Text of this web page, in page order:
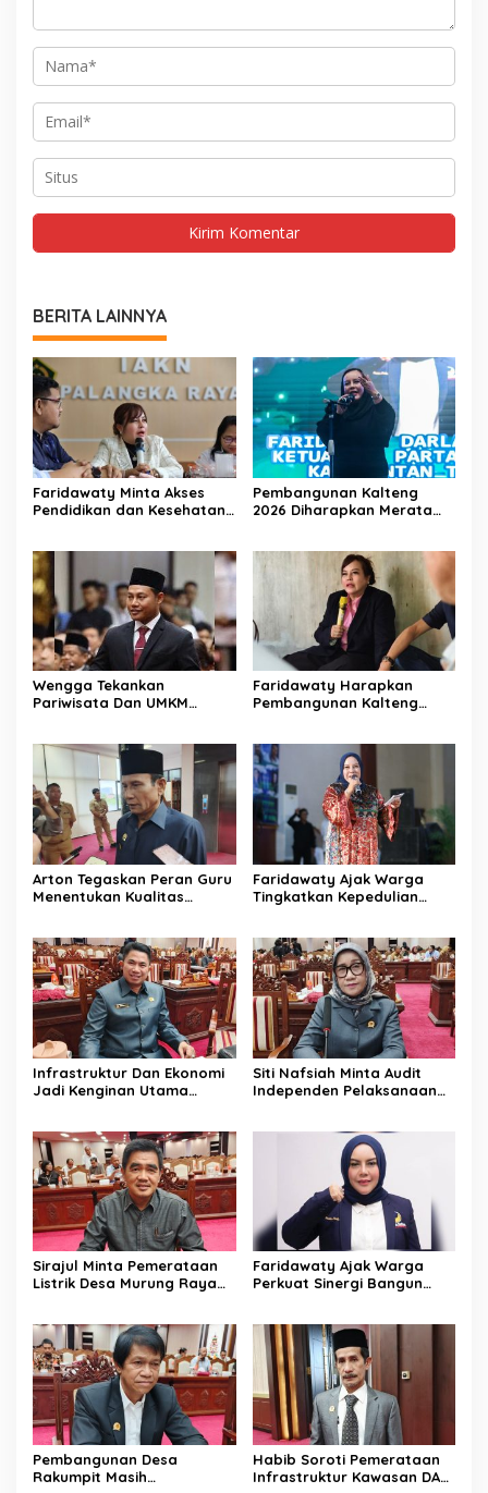
BERITA LAINNYA
Faridawaty Minta Akses
Pendidikan dan Kesehatan
Pembangunan Kalteng
2026 Diharapkan Merata
Wengga Tekankan
Pariwisata Dan UMKM
Faridawaty Harapkan
Pembangunan Kalteng
Arton Tegaskan Peran Guru
Menentukan Kualitas
Faridawaty Ajak Warga
Tingkatkan Kepedulian
Infrastruktur Dan Ekonomi
Jadi Kenginan Utama
Siti Nafsiah Minta Audit
Independen Pelaksanaan
Sirajul Minta Pemerataan
Listrik Desa Murung Raya
Faridawaty Ajak Warga
Perkuat Sinergi Bangun
Pembangunan Desa
Rakumpit Masih
Habib Soroti Pemerataan
Infrastruktur Kawasan DAS